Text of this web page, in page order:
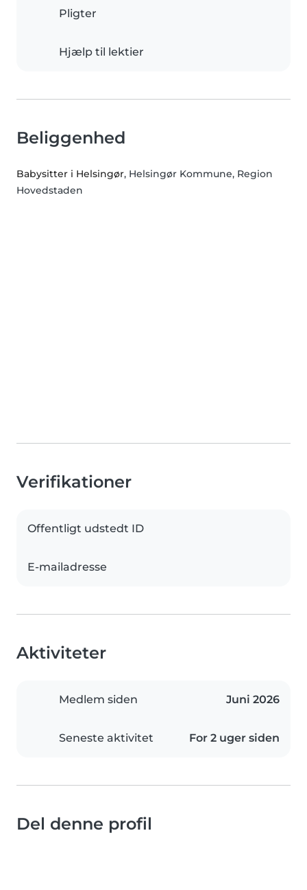
Pligter
Hjælp til lektier
Beliggenhed
Babysitter i Helsingør, Helsingør Kommune, Region
Hovedstaden
Verifikationer
Offentligt udstedt ID
E-mailadresse
Aktiviteter
Medlem siden Juni 2026
Seneste aktivitet For 2 uger siden
Del denne profil